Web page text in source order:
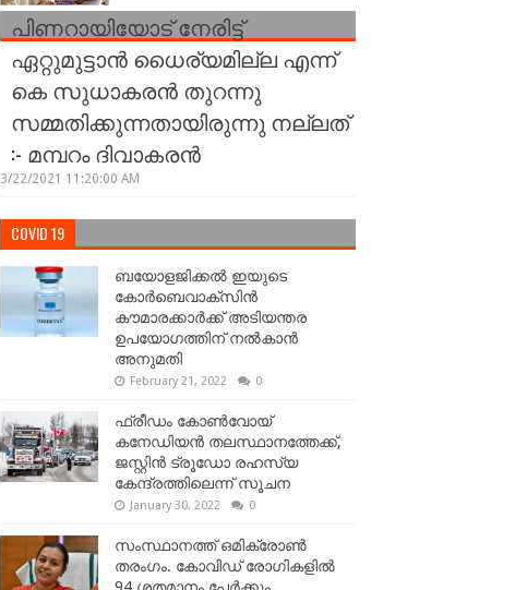
പിണറായിയോട് നേരിട്ട്
ഏറ്റുമുട്ടാന്‍ ധൈര്യമില്ല എന്ന്
കെ സുധാകരന്‍ തുറന്നു
സമ്മതിക്കുന്നതായിരുന്നു നല്ലത്
:- മമ്പറം ദിവാകരന്‍
3/22/2021 11:20:00 AM
COVID 19
ബയോളജിക്കല്‍ ഇയുടെ
കോര്‍ബെവാക്സിൻ
കൗമാരക്കാർക്ക് അടിയന്തര
ഉപയോഗത്തിന് നൽകാൻ
അനുമതി
February 21, 2022 0
ഫ്രീഡം കോണ്‍വോയ്
കനേഡിയന്‍ തലസ്ഥാനത്തേക്ക്,
ജസ്റ്റിൻ ട്രൂഡോ രഹസ്യ
കേന്ദ്രത്തിലെന്ന് സൂചന
January 30, 2022 0
സംസ്ഥാനത്ത് ഒമിക്രോണ്‍
തരംഗം. കോവിഡ് രോഗികളിൽ
94 ശതമാനം പേർക്കും